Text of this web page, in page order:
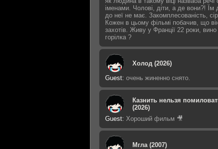
іменами. Чолові, діти, а де вони?! Їм
до неї не має. Закомплесованість,
Кожен в цьому фільмі побачив, що
захотів. Живу у Франції 22 роки,
горілка ?
Холод (2026)
Guest: очень жиненно снято.
Казнить нельзя
(2026)
Guest: Хороший фильм 🎥
Мгла (2007)